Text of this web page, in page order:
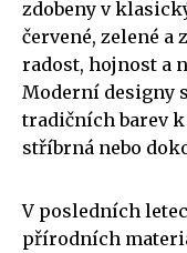
zdobeny v
červené, zelené a
radost, hojnost a
Moderní designy
tradičních barev
stříbrná nebo
V posledních
přírodních